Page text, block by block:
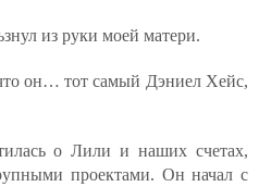
из руки моей матери.
он… тот самый Дэниел Хейс,
о Лили и наших счетах,
проектами. Он начал с